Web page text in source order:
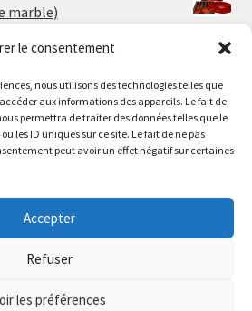
le consentement
nous utilisons des technologies telles que
aux informations des appareils. Le fait de
permettra de traiter des données telles que le
les ID uniques sur ce site. Le fait de ne pas
peut avoir un effet négatif sur certaines
Accepter
Refuser
les préférences
sera fermé du 30 juillet au 17 août
seront expédiées à partir du 18
will be closed from july 30th to
Online orders will start shipping on
august 18th.
marble)
- Vinyl LP (swamp